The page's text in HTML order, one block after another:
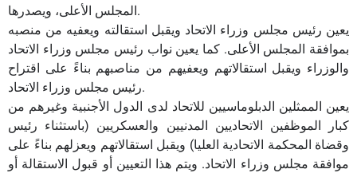
المجلس الأعلى، ويصدرها.
يعين رئيس مجلس وزراء الاتحاد ويقبل استقالته ويعفيه من منصبه
بموافقة المجلس الأعلى. كما يعين نواب رئيس مجلس وزراء الاتحاد
والوزراء ويقبل استقالاتهم ويعفيهم من مناصبهم بناءً على اقتراح
رئيس مجلس وزراء الاتحاد.
يعين الممثلين الدبلوماسيين للاتحاد لدى الدول الأجنبية وغيرهم من
كبار الموظفين الاتحاديين المدنيين والعسكريين (باستثناء رئيس
وقضاة المحكمة الاتحادية العليا) ويقبل استقالاتهم ويعزلهم بناءً على
موافقة مجلس وزراء الاتحاد. ويتم هذا التعيين أو قبول الاستقالة أو